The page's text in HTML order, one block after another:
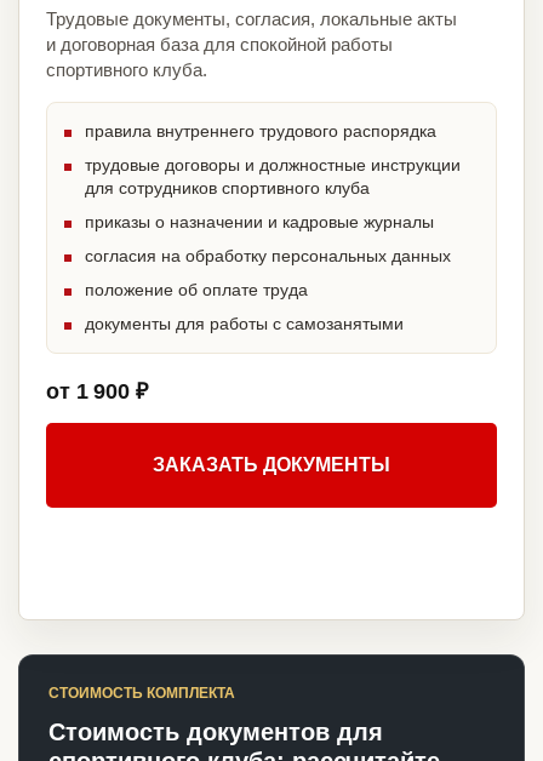
Трудовые документы, согласия, локальные акты
и договорная база для спокойной работы
спортивного клуба.
правила внутреннего трудового распорядка
трудовые договоры и должностные инструкции
для сотрудников спортивного клуба
приказы о назначении и кадровые журналы
согласия на обработку персональных данных
положение об оплате труда
документы для работы с самозанятыми
от 1 900 ₽
ЗАКАЗАТЬ ДОКУМЕНТЫ
СТОИМОСТЬ КОМПЛЕКТА
Стоимость документов для